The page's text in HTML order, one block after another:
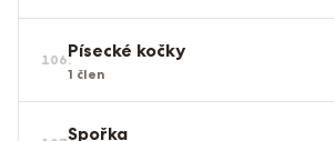
106.Písecké kočky
1 člen
Spořka